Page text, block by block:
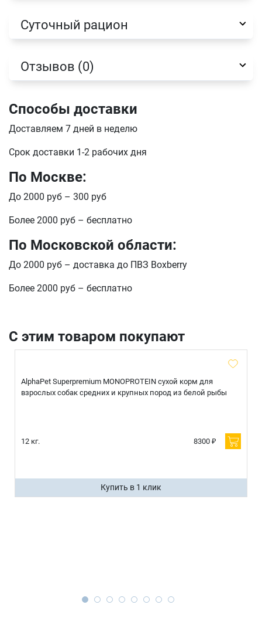
Суточный рацион
Отзывов (0)
Способы доставки
Доставляем 7 дней в неделю
Срок доставки 1-2 рабочих дня
По Москве:
До 2000 руб – 300 руб
Более 2000 руб – бесплатно
По Московской области:
До 2000 руб – доставка до ПВЗ Boxberry
Более 2000 руб – бесплатно
С этим товаром покупают
AlphaPet Superpremium MONOPROTEIN сухой корм для
взрослых собак средних и крупных пород из белой рыбы
12 кг. 8300 ₽
Купить в 1 клик
Оформить заказ
Телефон
E-mail
отправить